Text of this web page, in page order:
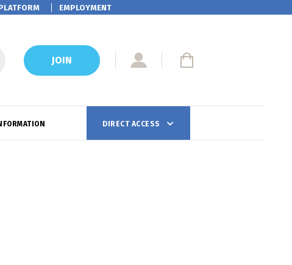
EMPLOYMENT
JOIN
DIRECT ACCESS